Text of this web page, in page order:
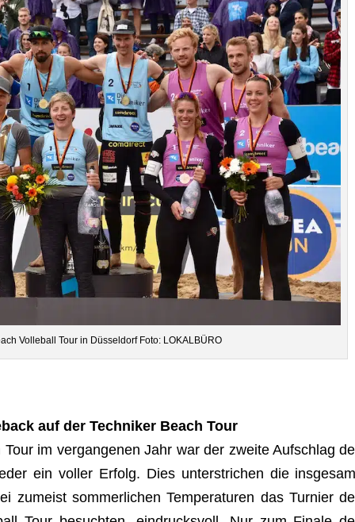
Vol­le­ball Tour in Düs­sel­dorf Foto: LOKALBÜRO
auf der Tech­ni­ker Beach Tour
im ver­gan­ge­nen Jahr war der zweite Auf­schlag
ein vol­ler Erfolg. Dies unter­stri­chen die
zumeist som­mer­li­chen Tem­pe­ra­tu­ren das Tur­nier